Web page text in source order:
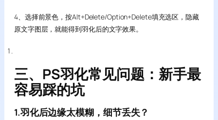
4、选择前景色，按Alt+Delete/Option+Delete填充选区，隐藏
原文字图层，就能得到羽化后的文字效果。
三、PS羽化常见问题：新手最
容易踩的坑
1.羽化后边缘太模糊，细节丢失？